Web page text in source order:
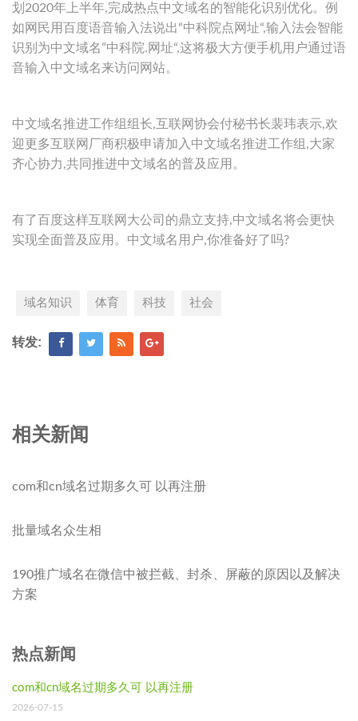
划2020年上半年,完成热点中文域名的智能化识别优化。例
如网民用百度语音输入法说出“中科院点网址“,输入法会智能
识别为中文域名”中科院.网址“,这将极大方便手机用户通过语
音输入中文域名来访问网站。
中文域名推进工作组组长,互联网协会付秘书长裴玮表示,欢
迎更多互联网厂商积极申请加入中文域名推进工作组,大家
齐心协力,共同推进中文域名的普及应用。
有了百度这样互联网大公司的鼎立支持,中文域名将会更快
实现全面普及应用。中文域名用户,你准备好了吗?
域名知识 体育 科技 社会
转发:
相关新闻
com和cn域名过期多久可 以再注册
批量域名众生相
190推广域名在微信中被拦截、封杀、屏蔽的原因以及解决
方案
热点新闻
com和cn域名过期多久可 以再注册
2026-07-15